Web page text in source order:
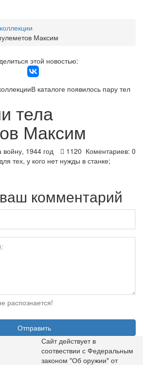
Максим
этой новостью:
тела
Максим
1120 Коментариев: 0
В каталоге появилось пару тел
1944 год
тех, у кого нет нужды в станке;
комментарий
распознается!
Отправить
Сайт действует в
соотвествии с Федеральным
законом "Об оружии" от